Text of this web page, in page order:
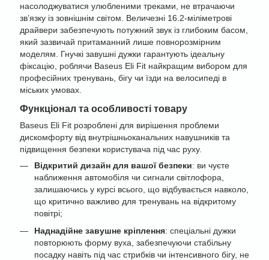
насолоджуватися улюбленими треками, не втрачаючи
зв’язку із зовнішнім світом. Величезні 16.2-міліметрові
драйвери забезпечують потужний звук із глибоким басом,
який зазвичай притаманний лише повнорозмірним
моделям. Гнучкі завушні дужки гарантують ідеальну
фіксацію, роблячи Baseus Eli Fit найкращим вибором для
професійних тренувань, бігу чи їзди на велосипеді в
міських умовах.
Функціонал та особливості товару
Baseus Eli Fit розроблені для вирішення проблеми
дискомфорту від внутрішньоканальних навушників та
підвищення безпеки користувача під час руху.
Відкритий дизайн для вашої безпеки: ви чуєте
наближення автомобіля чи сигнали світлофора,
залишаючись у курсі всього, що відбувається навколо,
що критично важливо для тренувань на відкритому
повітрі;
Наднадійне завушне кріплення: спеціальні дужки
повторюють форму вуха, забезпечуючи стабільну
посадку навіть під час стрибків чи інтенсивного бігу, не